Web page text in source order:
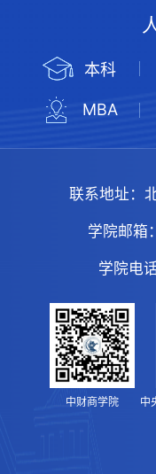
本科
MBA
联系地址：
学院邮箱：
学院电话
中财商学院 中